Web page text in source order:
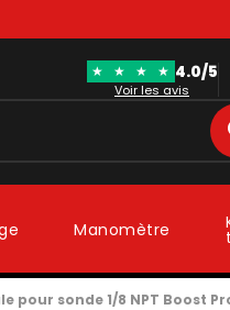
★ ★ ★ ★ 4.0/5
Voir les avis
Manomètre
pour sonde 1/8 NPT Boost